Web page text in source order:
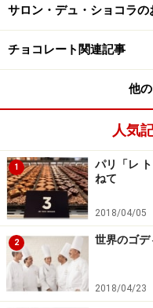
ブランドの始まりは、
近くの川で魚の養殖を
作リを始めたのがきっ
リカのコンゴに住んで
すね。
1986年、家（今はファ
き、4年後の1990年に
りを開始。さすがコン
す。当初はカカオ豆
は、エクアドルに150
サロン・デュ・ショコラの
チョコレート関連記事
他
人気
1
パリ「レ
ねて
2018/04/05
2 世界のゴデ
2018/04/23